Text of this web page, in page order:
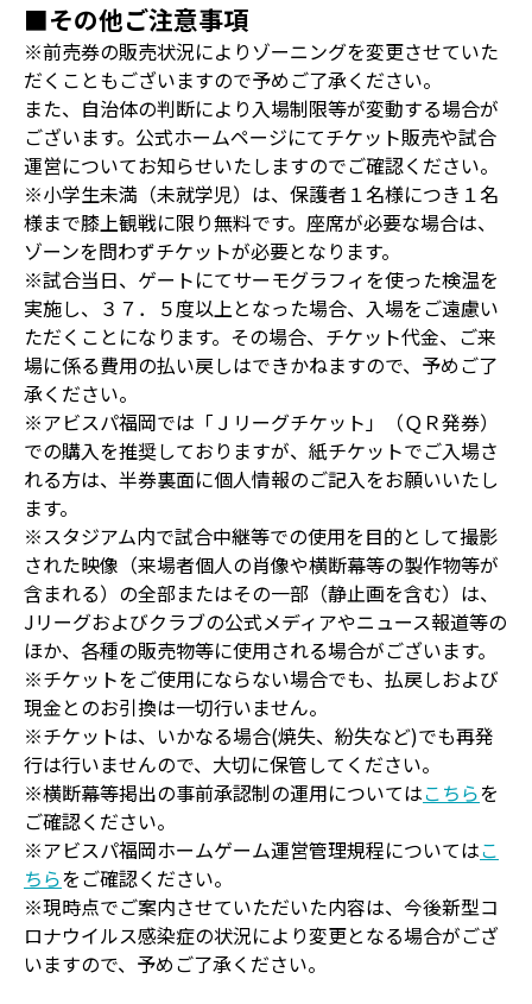
■その他ご注意事項
※前売券の販売状況によりゾーニングを変更させていた
だくこともございますので予めご了承ください。
また、自治体の判断により入場制限等が変動する場合が
ございます。公式ホームページにてチケット販売や試合
運営についてお知らせいたしますのでご確認ください。
※小学生未満（未就学児）は、保護者１名様につき１名
様まで膝上観戦に限り無料です。座席が必要な場合は、
ゾーンを問わずチケットが必要となります。
※試合当日、ゲートにてサーモグラフィを使った検温を
実施し、３７．５度以上となった場合、入場をご遠慮い
ただくことになります。その場合、チケット代金、ご来
場に係る費用の払い戻しはできかねますので、予めご了
承ください。
※アビスパ福岡では「Ｊリーグチケット」（ＱＲ発券）
での購入を推奨しておりますが、紙チケットでご入場さ
れる方は、半券裏面に個人情報のご記入をお願いいたし
ます。
※スタジアム内で試合中継等での使用を目的として撮影
された映像（来場者個人の肖像や横断幕等の製作物等が
含まれる）の全部またはその一部（静止画を含む）は、
Jリーグおよびクラブの公式メディアやニュース報道等の
ほか、各種の販売物等に使用される場合がございます。
※チケットをご使用にならない場合でも、払戻しおよび
現金とのお引換は一切行いません。
※チケットは、いかなる場合(焼失、紛失など)でも再発
行は行いませんので、大切に保管してください。
※横断幕等掲出の事前承認制の運用についてはこちらを
ご確認ください。
※アビスパ福岡ホームゲーム運営管理規程についてはこ
ちらをご確認ください。
※現時点でご案内させていただいた内容は、今後新型コ
ロナウイルス感染症の状況により変更となる場合がござ
いますので、予めご了承ください。